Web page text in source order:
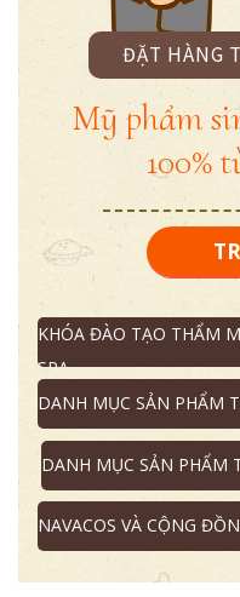
Mỹ phẩm
100%
ĐẶT HÀNG
KHÓA ĐÀO TẠO THẨM
SPA
DANH MỤC SẢN PHẨM
NAVACOS VÀ CỘNG
DANH MỤC SẢN PHẨM